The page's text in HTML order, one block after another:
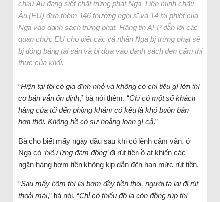
châu Âu đang siết chặt trừng phạt Nga. Liên minh châu
Âu (EU) đưa thêm 146 thượng nghị sĩ và 14 tài phiệt của
Nga vào danh sách trừng phạt. Hãng tin AFP dẫn lời các
quan chức EU cho biết các cá nhân Nga bị trừng phạt sẽ
bị đóng băng tài sản và bị đưa vào danh sách đen cấm thị
thực của khối.
“Hiện tại tôi có gia đình nhỏ và không có chi tiêu gì lớn thì
cơ bản vẫn ổn định,” bà nói thêm. “Chỉ có một số khách
hàng của tôi đến phòng khám có kêu là khó buôn bán
hơn thôi. Không hề có sự hoảng loạn gì cả.”
Bà cho biết mấy ngày đầu sau khi có lệnh cấm vận, ở
Nga có ‘hiệu ứng đám đông’đi rút tiền ồ ạt khiến các
ngân hàng bơm tiền không kịp dẫn đến hạn mức rút tiền.
“Sau mấy hôm thì lại bơm đầy tiền thôi, người ta lại đi rút
thoải mái,” bà nói. “Chỉ có thiếu đô la còn đồng rúp thì